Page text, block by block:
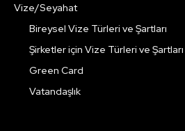
Vize/Seyahat
Bireysel Vize Türleri ve Şartları
Şirketler için Vize Türleri ve Şartları
Green Card
Vatandaşlık